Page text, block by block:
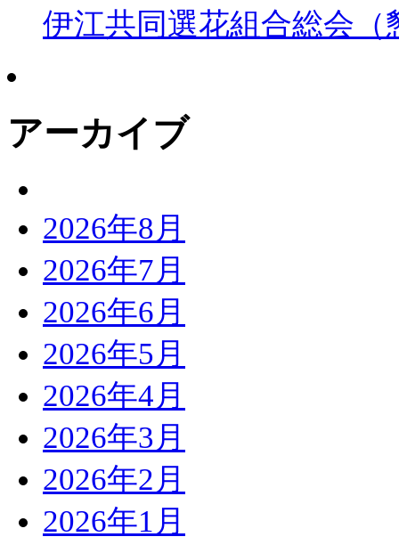
伊江共同選花組合総会（
アーカイブ
2026年8月
2026年7月
2026年6月
2026年5月
2026年4月
2026年3月
2026年2月
2026年1月